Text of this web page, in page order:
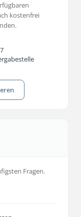
kostenfrei
Fragen.